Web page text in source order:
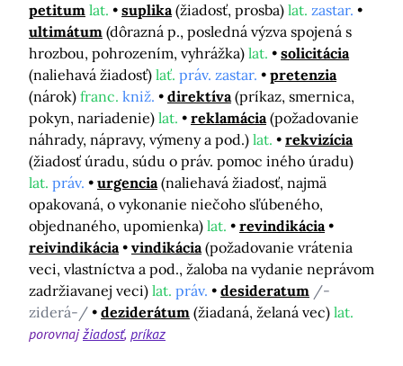
petitum lat. suplika (žiadosť, prosba) lat. zastar.
ultimátum (dôrazná p., posledná výzva spojená s
hrozbou, pohrozením, vyhrážka) lat.
solicitácia
(naliehavá žiadosť) lať. práv. zastar.
pretenzia
(nárok) franc. kniž. direktíva (príkaz, smernica,
pokyn, nariadenie) lat. reklamácia (požadovanie
náhrady, nápravy, výmeny a pod.) lat.
rekvizícia
(žiadosť úradu, súdu o práv. pomoc iného úradu)
lat. práv. urgencia (naliehavá žiadosť, najmä
opakovaná, o vykonanie niečoho sľúbeného,
objednaného, upomienka) lat.
revindikácia
reivindikácia
vindikácia (požadovanie vrátenia
veci, vlastníctva a pod., žaloba na vydanie neprávom
zadržiavanej veci) lat. práv. desideratum /-
ziderá-/
deziderátum (žiadaná, želaná vec) lat.
porovnajžiadosť príkaz